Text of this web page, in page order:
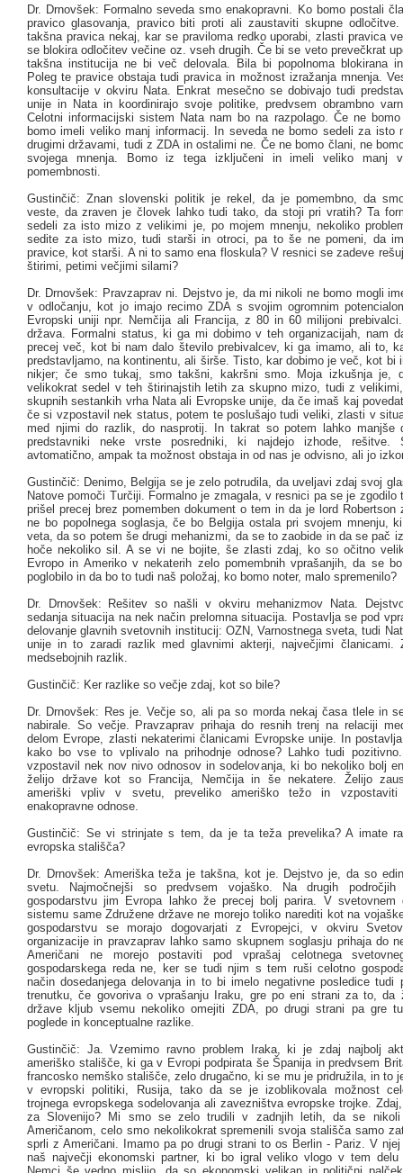
Dr. Drnovšek: Formalno seveda smo enakopravni. Ko bomo postali
pravico glasovanja, pravico biti proti ali zaustaviti skupne
takšna pravica nekaj, kar se praviloma redko uporabi, zlasti pravica
se blokira odločitev večine oz. vseh drugih. Če bi se veto prevečkrat
takšna institucija ne bi več delovala. Bila bi popolnoma blokirana
Poleg te pravice obstaja tudi pravica in možnost izražanja mnenja.
konsultacije v okviru Nata. Enkrat mesečno se dobivajo tudi
unije in Nata in koordinirajo svoje politike, predvsem obrambno
Celotni informacijski sistem Nata nam bo na razpolago. Če ne
bomo imeli veliko manj informacij. In seveda ne bomo sedeli za isto
drugimi državami, tudi z ZDA in ostalimi ne. Če ne bomo člani, ne
svojega mnenja. Bomo iz tega izključeni in imeli veliko manj
pomembnosti.
Gustinčič: Znan slovenski politik je rekel, da je pomembno, da
veste, da zraven je človek lahko tudi tako, da stoji pri vratih? Ta
sedeli za isto mizo z velikimi je, po mojem mnenju, nekoliko
sedite za isto mizo, tudi starši in otroci, pa to še ne pomeni, da
pravice, kot starši. A ni to samo ena floskula? V resnici se zadeve
štirimi, petimi večjimi silami?
Dr. Drnovšek: Pravzaprav ni. Dejstvo je, da mi nikoli ne bomo mogli
v odločanju, kot jo imajo recimo ZDA s svojim ogromnim
Evropski uniji npr. Nemčija ali Francija, z 80 in 60 milijoni
država. Formalni status, ki ga mi dobimo v teh organizacijah, nam
precej več, kot bi nam dalo število prebivalcev, ki ga imamo, ali to,
predstavljamo, na kontinentu, ali širše. Tisto, kar dobimo je več, kot bi
nikjer; če smo tukaj, smo takšni, kakršni smo. Moja izkušnja je,
velikokrat sedel v teh štirinajstih letih za skupno mizo, tudi z
skupnih sestankih vrha Nata ali Evropske unije, da če imaš kaj
če si vzpostavil nek status, potem te poslušajo tudi veliki, zlasti v
med njimi do razlik, do nasprotij. In takrat so potem lahko manjše
predstavniki neke vrste posredniki, ki najdejo izhode, rešitve.
avtomatično, ampak ta možnost obstaja in od nas je odvisno, ali jo
Gustinčič: Denimo, Belgija se je zelo potrudila, da uveljavi zdaj svoj
Natove pomoči Turčiji. Formalno je zmagala, v resnici pa se je zgodilo
prišel precej brez pomemben dokument o tem in da je lord Robertson
ne bo popolnega soglasja, če bo Belgija ostala pri svojem mnenju,
veta, da so potem še drugi mehanizmi, da se to zaobide in da se pač
hoče nekoliko sil. A se vi ne bojite, še zlasti zdaj, ko so očitno
Evropo in Ameriko v nekaterih zelo pomembnih vprašanjih, da se
poglobilo in da bo to tudi naš položaj, ko bomo noter, malo spremenilo?
Dr. Drnovšek: Rešitev so našli v okviru mehanizmov Nata.
sedanja situacija na nek način prelomna situacija. Postavlja se pod
delovanje glavnih svetovnih institucij: OZN, Varnostnega sveta, tudi
unije in to zaradi razlik med glavnimi akterji, največjimi članicami.
medsebojnih razlik.
Gustinčič: Ker razlike so večje zdaj, kot so bile?
Dr. Drnovšek: Res je. Večje so, ali pa so morda nekaj časa tlele in
nabirale. So večje. Pravzaprav prihaja do resnih trenj na relaciji
delom Evrope, zlasti nekaterimi članicami Evropske unije. In
kako bo vse to vplivalo na prihodnje odnose? Lahko tudi
vzpostavil nek nov nivo odnosov in sodelovanja, ki bo nekoliko bolj
želijo države kot so Francija, Nemčija in še nekatere. Želijo
ameriški vpliv v svetu, preveliko ameriško težo in vzpostaviti
enakopravne odnose.
Gustinčič: Se vi strinjate s tem, da je ta teža prevelika? A imate
evropska stališča?
Dr. Drnovšek: Ameriška teža je takšna, kot je. Dejstvo je, da so
svetu. Najmočnejši so predvsem vojaško. Na drugih
gospodarstvu jim Evropa lahko že precej bolj parira. V svetovnem
sistemu same Združene države ne morejo toliko narediti kot na
gospodarstvu se morajo dogovarjati z Evropejci, v okviru
organizacije in pravzaprav lahko samo skupnem soglasju prihaja do
Američani ne morejo postaviti pod vprašaj celotnega
gospodarskega reda ne, ker se tudi njim s tem ruši celotno
način dosedanjega delovanja in to bi imelo negativne posledice tudi
trenutku, če govoriva o vprašanju Iraku, gre po eni strani za to, da
države kljub vsemu nekoliko omejiti ZDA, po drugi strani pa gre
poglede in konceptualne razlike.
Gustinčič: Ja. Vzemimo ravno problem Iraka, ki je zdaj najbolj
ameriško stališče, ki ga v Evropi podpirata še Španija in predvsem
francosko nemško stališče, zelo drugačno, ki se mu je pridružila, in to
v evropski politiki, Rusija, tako da se je izoblikovala možnost
trojnega evropskega sodelovanja ali zavezništva evropske trojke.
za Slovenijo? Mi smo se zelo trudili v zadnjih letih, da se nikoli
Američanom, celo smo nekolikokrat spremenili svoja stališča samo
sprli z Američani. Imamo pa po drugi strani to os Berlin - Pariz. V
naš največji ekonomski partner, ki bo igral veliko vlogo v tem delu